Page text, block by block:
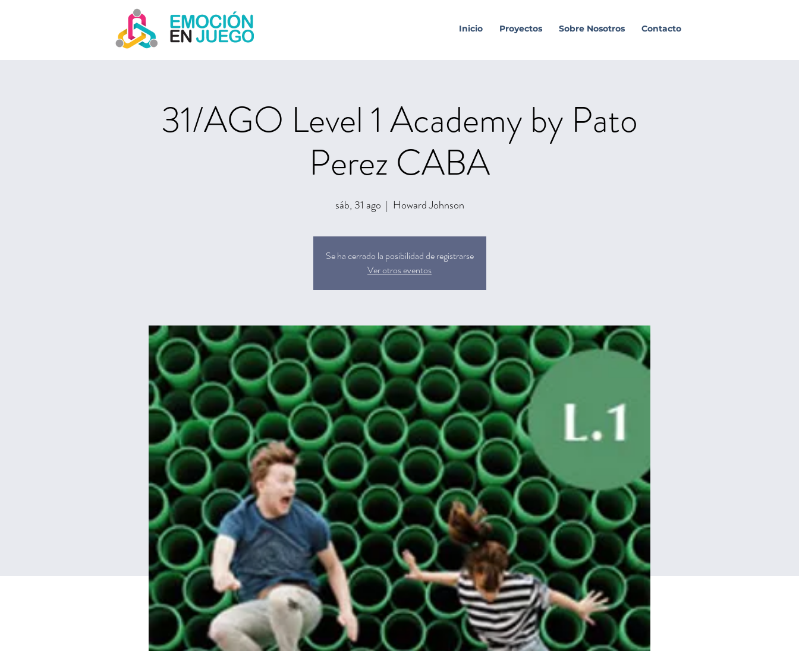
Inicio Proyectos Sobre Nosotros Contacto
31/AGO Level 1 Academy by Pato
Perez CABA
sáb, 31 ago
  |
Howard Johnson
Se ha cerrado la posibilidad de registrarse
Ver otros eventos